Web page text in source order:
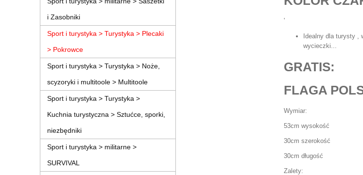
i Zasobniki
Sport i turystyka > Turystyka > Plecaki
> Pokrowce
Sport i turystyka > Turystyka > Noże,
scyzoryki i multitoole > Multitoole
Sport i turystyka > Turystyka >
Kuchnia turystyczna > Sztućce, sporki,
niezbędniki
Sport i turystyka > militarne >
SURVIVAL
'
Idealny dla turysty ,
wycieczki...
GRATIS:
FLAGA
Wymiar:
53cm wysokość
30cm szerokość
30cm długość
Zalety: